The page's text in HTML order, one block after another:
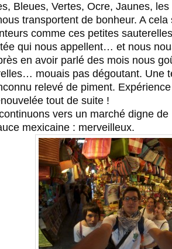
Bleues, Vertes, Ocre, Jaunes,
transportent de bonheur. A cela
comme ces petites
qui nous appellent… et nous
en avoir parlé des mois nous
mouais pas dégoutant. Une
relevé de piment.
tout de suite !
vers un marché digne de
mexicaine : merveilleux.